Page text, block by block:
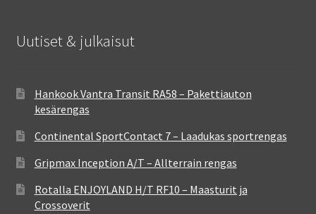
Uutiset & julkaisut
Hankook Vantra Transit RA58 – Pakettiauton
kesärengas
Continental SportContact 7 – Laadukas sportrengas
Gripmax Inception A/T – Allterrain rengas
Rotalla ENJOYLAND H/T RF10 – Maasturit ja
Crossoverit